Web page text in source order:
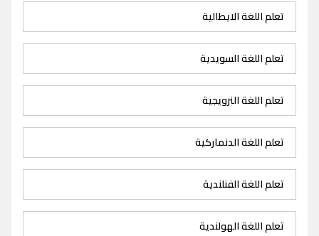
تعلم اللغة الايطالية
تعلم اللغة السويدية
تعلم اللغة النرويجية
تعلم اللغة الدنماركية
تعلم اللغة الفنلندية
تعلم اللغة الهولندية